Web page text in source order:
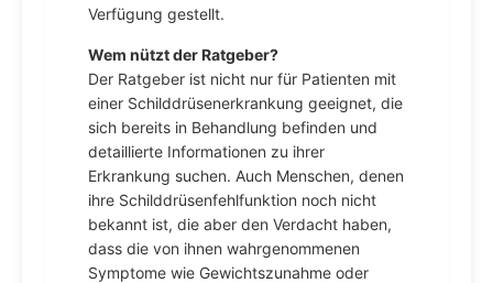
Verfügung gestellt.
Wem nützt der Ratgeber?
Der Ratgeber ist nicht nur für Patienten mit
einer Schilddrüsenerkrankung geeignet, die
sich bereits in Behandlung befinden und
detaillierte Informationen zu ihrer
Erkrankung suchen. Auch Menschen, denen
ihre Schilddrüsenfehlfunktion noch nicht
bekannt ist, die aber den Verdacht haben,
dass die von ihnen wahrgenommenen
Symptome wie Gewichtszunahme oder